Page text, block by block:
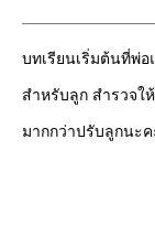
บทเรียนเริ่มต้นที่พ่
สำหรับลูก สำรวจใ
มากกว่าปรับลูกนะค